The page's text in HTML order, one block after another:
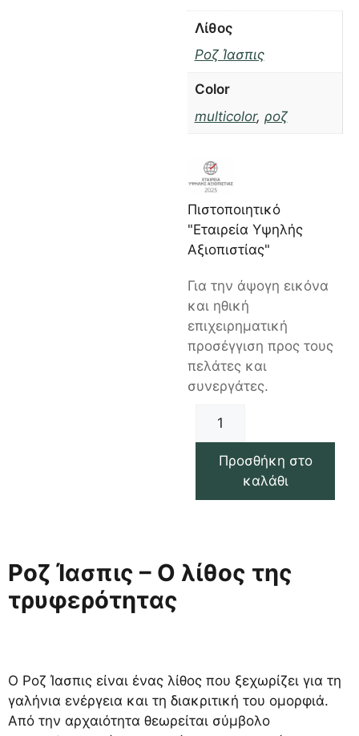
Λίθος
Ροζ Ίασπις
Color
multicolor, ροζ
Πιστοποιητικό
"Εταιρεία Υψηλής
Αξιοπιστίας"
Για την άψογη εικόνα
και ηθική
επιχειρηματική
προσέγγιση προς τους
πελάτες και
συνεργάτες.
Προσθήκη στο
καλάθι
Ροζ Ίασπις – Ο λίθος της
τρυφερότητας
Ο Ροζ Ίασπις είναι ένας λίθος που ξεχωρίζει για τη
γαλήνια ενέργεια και τη διακριτική του ομορφιά.
Από την αρχαιότητα θεωρείται σύμβολο